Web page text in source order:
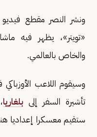
ونشر النصر مقطع
«تويتر»، يظهر فيه
والخاص بالعالمي.
وسيقوم اللاعب
تأشيرة السفر إلىبلغاريا
ستقيم معسكرا إعداديا